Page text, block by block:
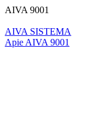
AIVA 9001
AIVA SISTEMA
Apie AIVA 9001